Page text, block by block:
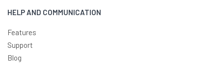
HELP AND COMMUNICATION
Features
Support
Blog